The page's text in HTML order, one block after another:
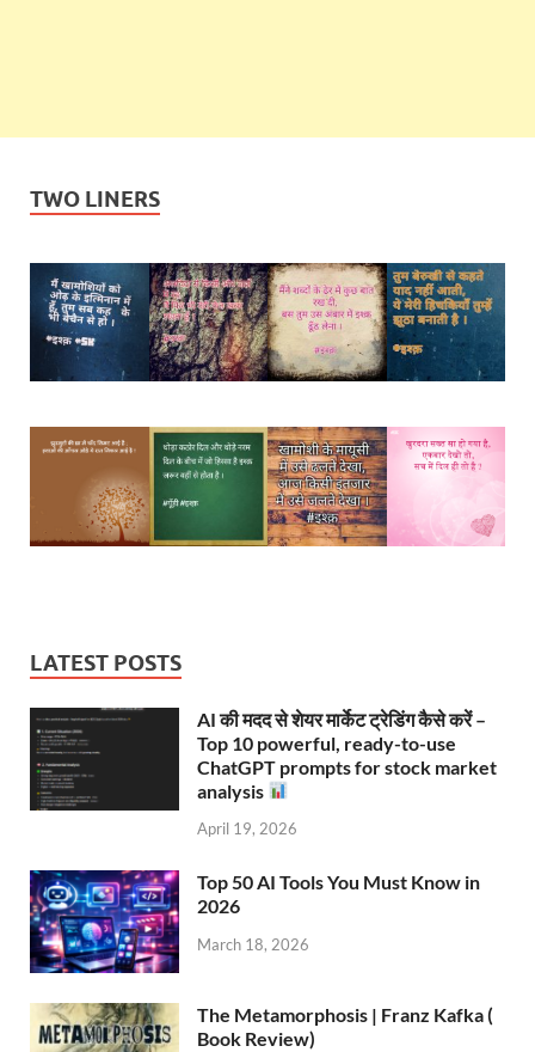
TWO LINERS
LATEST POSTS
AI की मदद से शेयर मार्केट ट्रेडिंग कैसे करें –
Top 10 powerful, ready-to-use
ChatGPT prompts for stock market
analysis
April 19, 2026
Top 50 AI Tools You Must Know in
2026
March 18, 2026
The Metamorphosis | Franz Kafka (
Book Review)